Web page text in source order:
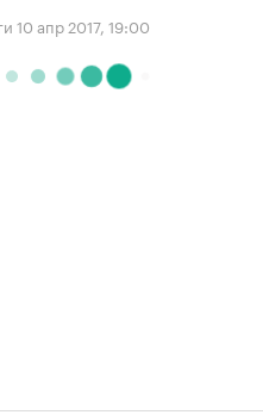
10 апр 2017, 19:00